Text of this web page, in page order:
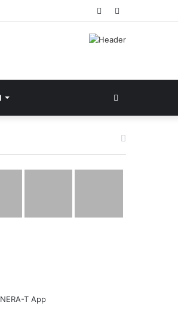
Facebook
Search
for
NERA-T App